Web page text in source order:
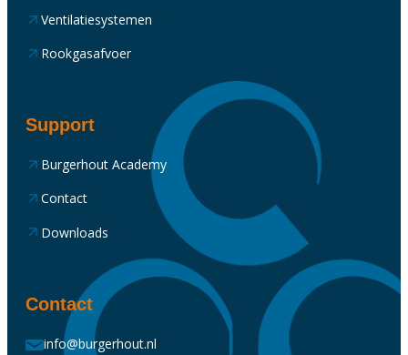
Ventilatiesystemen
Rookgasafvoer
Support
Burgerhout Academy
Contact
Downloads
Contact
info@burgerhout.nl